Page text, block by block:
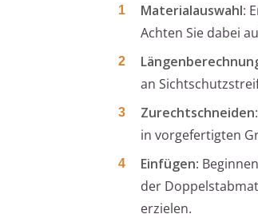
Materialauswahl:
Achten Sie dabei
an
Zurechtschneiden
in vorgefertigten
Einfügen:
der
erzielen.